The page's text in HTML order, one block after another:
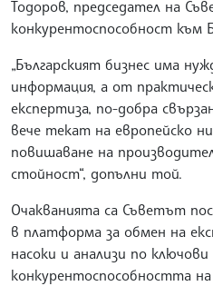
Тодоров, председател на
конкурентоспособност към
„Българският бизнес има
информация, а от
експертиза, по-добра
вече текат на европейско
повишаване на
стойност“, допълни той.
Очакванията са Съветът
в платформа за обмен на
насоки и анализи по
конкурентоспособността